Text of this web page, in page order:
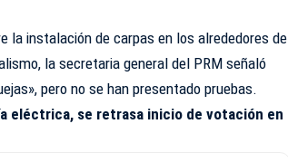
la instalación de carpas en los alrededores de
la secretaria general del PRM señaló
pero no se han presentado pruebas.
eléctrica, se retrasa inicio de votación en